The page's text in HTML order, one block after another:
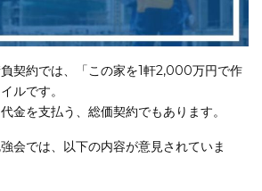
契約では、「この家を1軒2,000万円で作
ルです。
金を支払う、総価契約でもあります。
会では、以下の内容が意見されていま